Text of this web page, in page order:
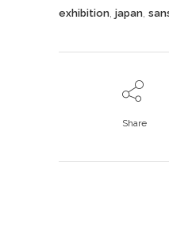
exhibition, japan,
Share